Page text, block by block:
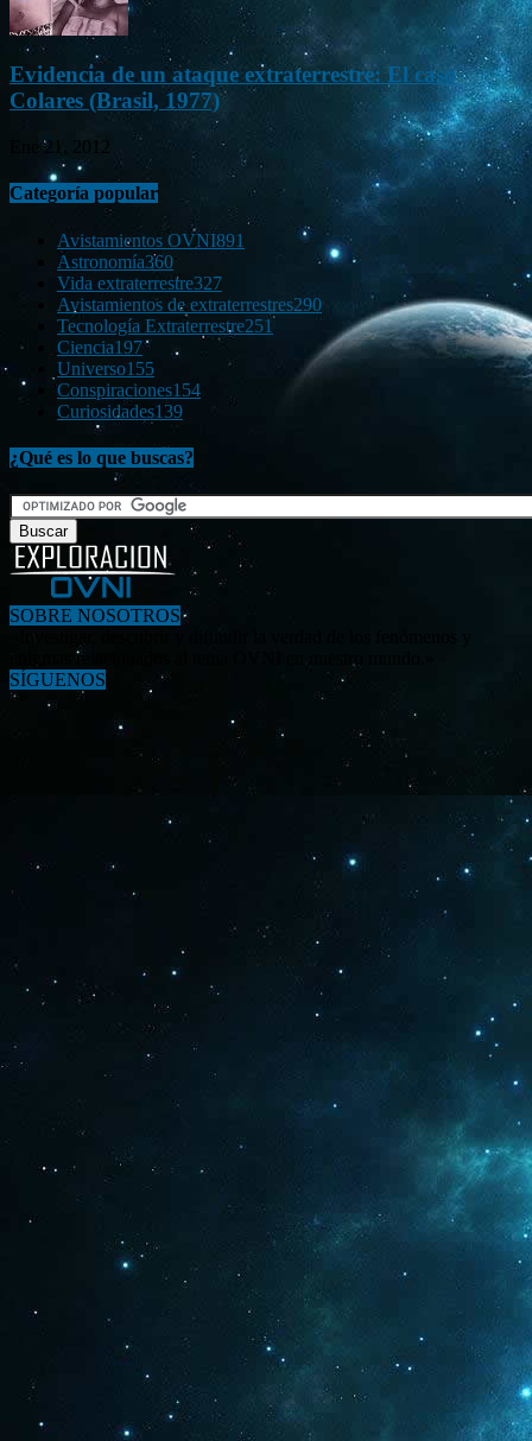
Evidencia de un ataque extraterrestre: El caso
Colares (Brasil, 1977)
Ene 21, 2012
Categoría popular
Avistamientos OVNI891
Astronomía360
Vida extraterrestre327
Avistamientos de extraterrestres290
Tecnología Extraterrestre251
Ciencia197
Universo155
Conspiraciones154
Curiosidades139
¿Qué es lo que buscas?
SOBRE NOSOTROS
enigmas relacionados al tema OVNI en nuestro mundo.»
SÍGUENOS